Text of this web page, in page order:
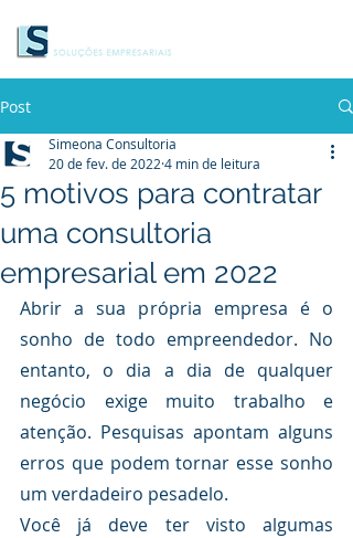
Post
5 motivos para contratar
uma consultoria
empresarial em 2022
Simeona Consultoria
20 de fev. de 2022 4 min de leitura
Abrir a sua própria empresa é o
sonho de todo empreendedor. No
entanto, o dia a dia de qualquer
negócio exige muito trabalho e
atenção. Pesquisas apontam alguns
erros que podem tornar esse sonho
um verdadeiro pesadelo.
Você já deve ter visto algumas